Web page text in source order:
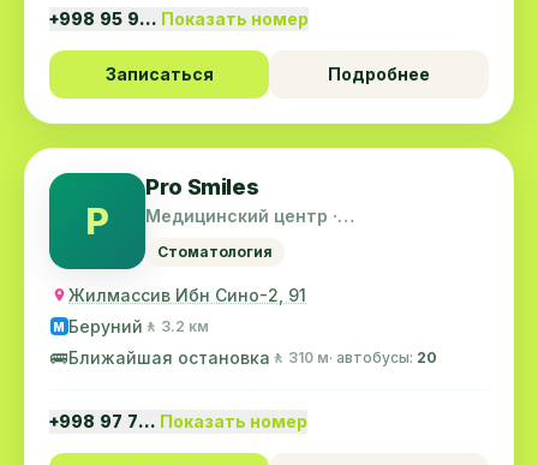
+998 95 9… Показать номер
Записаться Подробнее
P
Pro Smiles
Медицинский центр ·
Стоматология
Жилмассив Ибн Сино-2, 91
M Беруний 🚶 3.2 км
🚌Ближайшая остановка 🚶 310 м· автобусы: 20
+998 97 7… Показать номер